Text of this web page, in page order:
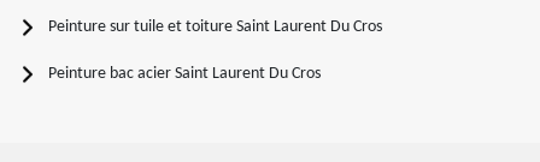
Peinture sur tuile et toiture Saint Laurent Du Cros
Peinture bac acier Saint Laurent Du Cros